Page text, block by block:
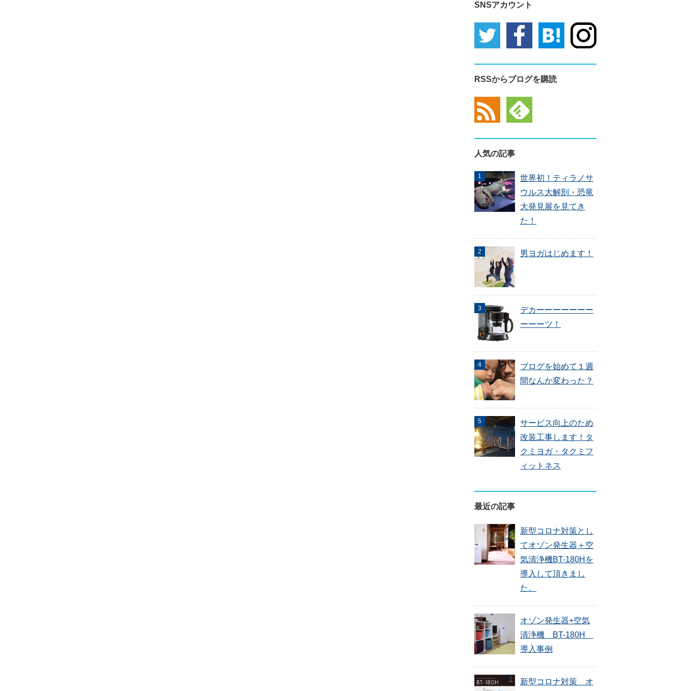
SNSアカウント
RSSからブログを購読
人気の記事
世界初！ティラノサ
ウルス大解剖・恐竜
大発見展を見てき
た！
男ヨガはじめます！
デカーーーーーーー
ーーーツ！
ブログを始めて１週
間なんか変わった？
サービス向上のため
改装工事します！タ
クミヨガ・タクミフ
ィットネス
最近の記事
新型コロナ対策とし
てオゾン発生器＋空
気清浄機BT-180Hを
導入して頂きまし
た。
オゾン発生器+空気
清浄機 BT-180H
導入事例
新型コロナ対策 オ